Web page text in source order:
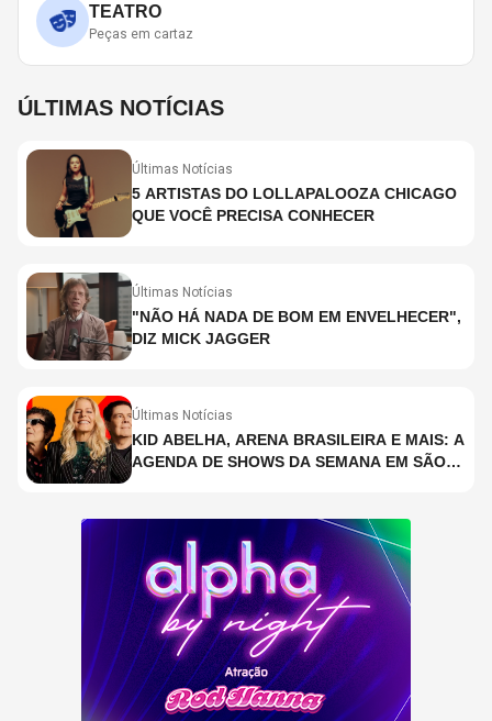
TEATRO
Peças em cartaz
ÚLTIMAS NOTÍCIAS
Últimas Notícias
5 ARTISTAS DO LOLLAPALOOZA CHICAGO
QUE VOCÊ PRECISA CONHECER
Últimas Notícias
"NÃO HÁ NADA DE BOM EM ENVELHECER",
DIZ MICK JAGGER
Últimas Notícias
KID ABELHA, ARENA BRASILEIRA E MAIS: A
AGENDA DE SHOWS DA SEMANA EM SÃO